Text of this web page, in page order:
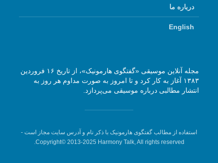
درباره ما
English
مجله آنلاین موسیقی «گفتگوی هارمونیک»، از تاریخ ۱۶ فروردین
۱۳۸۳ آغاز به کار کرد و تا امروز به صورت مداوم هر روز به
انتشار مطالبی درباره موسیقی می‌پردازد.
استفاده از مطالب گفتگوی هارمونیک با ذکر نام و آدرس سایت مجاز است -
Copyright© 2013-2025 Harmony Talk, All rights reserved.
میکلوش روژا
یادداشتی بر موسیقی